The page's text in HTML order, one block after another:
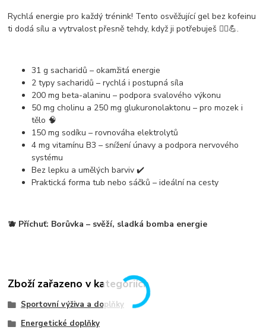
Rychlá energie pro každý trénink! Tentoosvěžující gel bez kofeinu
ti dodá sílu a vytrvalost přesně tehdy, když ji potřebuješ 🏃‍♂️💪.
31 g sacharidů – okamžitá energie
2 typy sacharidů – rychlá i postupná síla
200 mg beta-alaninu – podpora svalového výkonu
50 mg cholinu a 250 mg glukuronolaktonu – pro mozek i
tělo 🧠
150 mg sodíku – rovnováha elektrolytů
4 mg vitamínu B3 – snížení únavy a podpora nervového
systému
Bez lepku a umělých barviv ✔️
Praktická forma tub nebo sáčků – ideální na cesty
🫐 Příchuť: Borůvka – svěží, sladká bomba energie
Zboží zařazeno v kategoriích
Sportovní výživa a doplňky
Energetické doplňky